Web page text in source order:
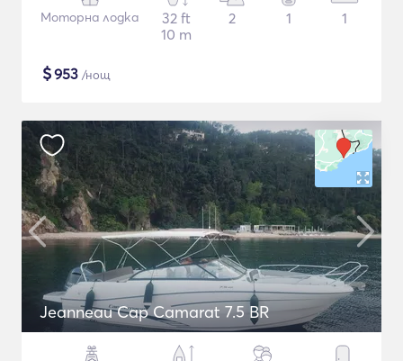
Моторна лодка
32 ft
10 m
2 1 1
$953 /нощ
Jeanneau Cap Camarat 7.5 BR